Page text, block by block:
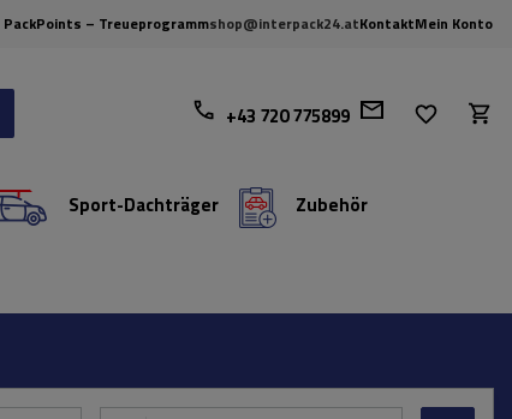
PackPoints – Treueprogrammshop@interpack24.atKontaktMein Konto
+43 720 775899
Sport-Dachträger Zubehör